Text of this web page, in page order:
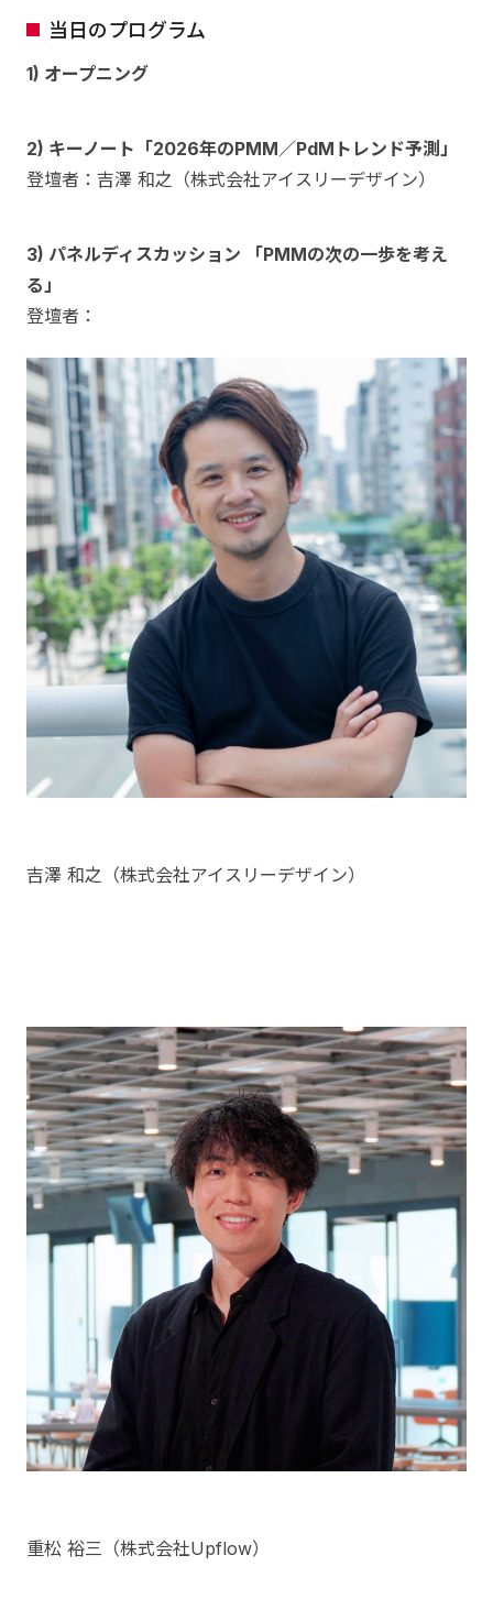
当日のプログラム
1) オープニング
2) キーノート「2026年のPMM／PdMトレンド予測」
登壇者：吉澤 和之（株式会社アイスリーデザイン）
3) パネルディスカッション 「PMMの次の一歩を考え
る」
登壇者：
吉澤 和之（株式会社アイスリーデザイン）
重松 裕三（株式会社Upflow）